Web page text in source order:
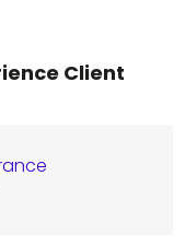
Client